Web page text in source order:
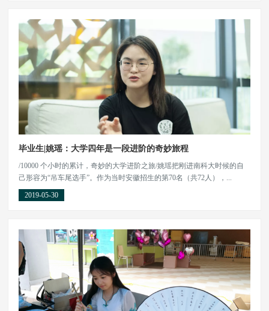
毕业生|姚瑶：大学四年是一段进阶的奇妙旅程
/10000 个小时的累计，奇妙的大学进阶之旅/姚瑶把刚进南科大时候的自
己形容为“吊车尾选手”。作为当时安徽招生的第70名（共72人），...
2019-05-30